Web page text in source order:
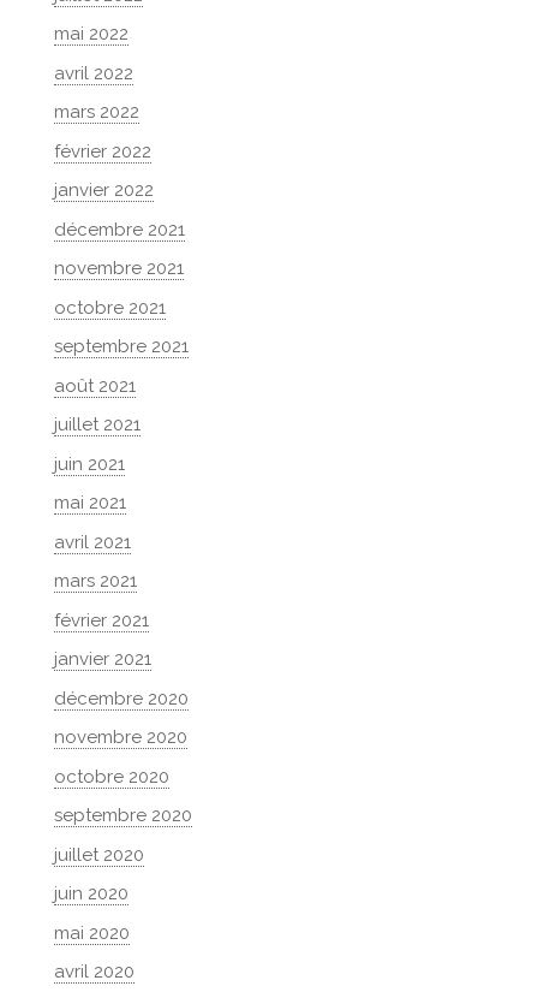
mai 2022
avril 2022
mars 2022
février 2022
janvier 2022
décembre 2021
novembre 2021
octobre 2021
septembre 2021
août 2021
juillet 2021
juin 2021
mai 2021
avril 2021
mars 2021
février 2021
janvier 2021
décembre 2020
novembre 2020
octobre 2020
septembre 2020
juillet 2020
juin 2020
mai 2020
avril 2020